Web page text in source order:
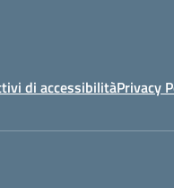
di accessibilitàPrivacy